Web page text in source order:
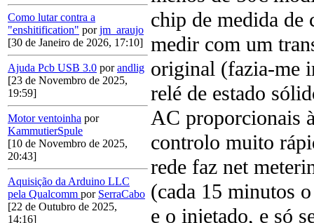
Como lutar contra a
"enshitification" porjm_araujo
[30 de Janeiro de 2026, 17:10]
Ajuda Pcb USB 3.0 porandlig
[23 de Novembro de 2025,
19:59]
Motor ventoinha por
KammutierSpule
[10 de Novembro de 2025,
20:43]
Aquisição da Arduino LLC
pela Qualcomm por SerraCabo
[22 de Outubro de 2025,
14:16]
chip de medida de
medir com um
original (fazia-me
relé de estado
AC proporcionais
controlo muito
rede faz net
(cada 15 minutos
e o injetado, e só